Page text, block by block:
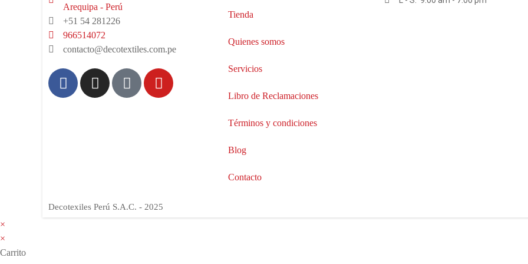
Arequipa - Perú
+51 54 281226
966514072
contacto@decotextiles.com.pe
Tienda
Quienes somos
Servicios
Libro de Reclamaciones
Términos y condiciones
Blog
Contacto
Decotexiles Perú S.A.C. - 2025
×
×
Carrito